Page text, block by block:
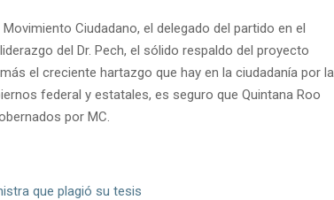
Ciudadano, el delegado del partido en el
del Dr. Pech, el sólido respaldo del proyecto
el creciente hartazgo que hay en la ciudadanía por la
federal y estatales, es seguro que Quintana Roo
por MC.
que plagió su tesis